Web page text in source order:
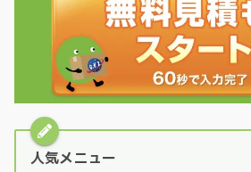
人気メニュー